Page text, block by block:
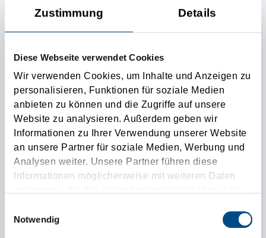
Zustimmung Details
Diese Webseite verwendet Cookies
Wir verwenden Cookies, um Inhalte und Anzeigen zu
personalisieren, Funktionen für soziale Medien
anbieten zu können und die Zugriffe auf unsere
Website zu analysieren. Außerdem geben wir
Informationen zu Ihrer Verwendung unserer Website
an unsere Partner für soziale Medien, Werbung und
Analysen weiter. Unsere Partner führen diese
Informationen möglicherweise mit weiteren Daten
zusammen, die Sie ihnen bereitgestellt haben oder
gesammelt haben.
Notwendig
Nome
SUBMIT
Ulteriori informazioni
L'ANNUNCIO SPECIALE PER LE VOSTRE ESIGENZE DI